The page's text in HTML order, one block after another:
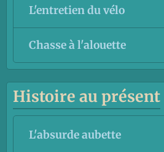
L'entretien du vélo
Chasse à l'alouette
Histoire au présent
L'absurde aubette